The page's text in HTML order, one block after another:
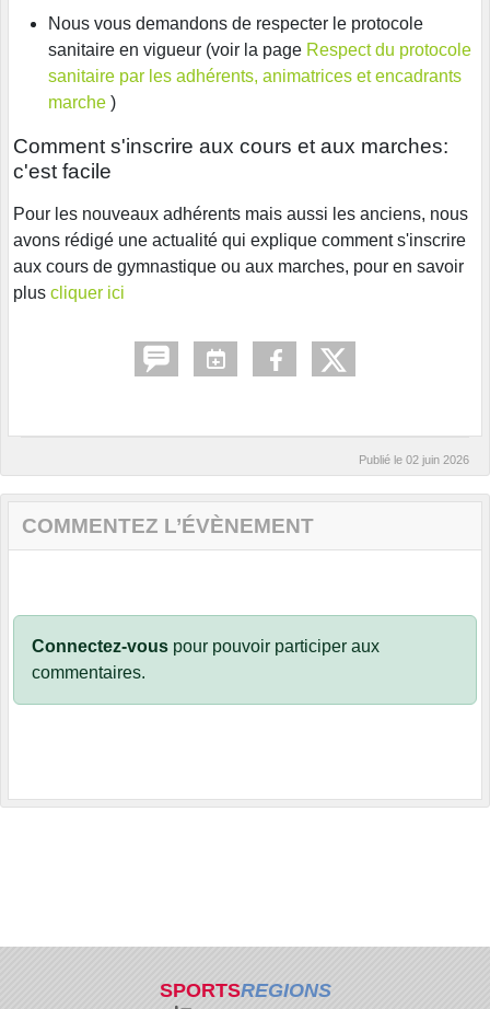
Nous vous demandons de respecter le protocole
sanitaire en vigueur (voir la page Respect du protocole
sanitaire par les adhérents, animatrices et encadrants
marche )
Comment s'inscrire aux cours et aux marches:
c'est facile
Pour les nouveaux adhérents mais aussi les anciens, nous
avons rédigé une actualité qui explique comment s'inscrire
aux cours de gymnastique ou aux marches, pour en savoir
plus cliquer ici
Publié le 02 juin 2026
COMMENTEZ L’ÉVÈNEMENT
Connectez-vous pour pouvoir participer aux
commentaires.
SPORTSREGIONS